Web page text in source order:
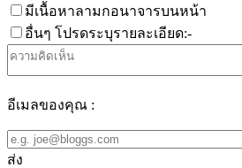
มีเนื้อหาลามกอนาจารบนหน้า
อื่นๆ โปรดระบุรายละเอียด:-
อีเมลของคุณ :
ส่ง